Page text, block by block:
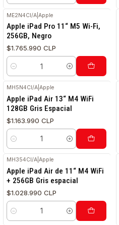
ME2N4CI/A |Apple
Apple iPad Pro 11“ M5 Wi-Fi,
256GB, Negro
$1.765.990 CLP
Cantidad
MH5N4CI/A |Apple
Apple iPad Air 13“ M4 WiFi
128GB Gris Espacial
$1.163.990 CLP
Cantidad
MH354CI/A |Apple
Apple iPad Air de 11“ M4 WiFi
+ 256GB Gris espacial
$1.028.990 CLP
Cantidad